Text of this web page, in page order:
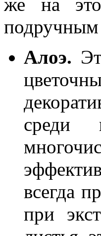
подручным
Алоэ.
среди
всегда
при